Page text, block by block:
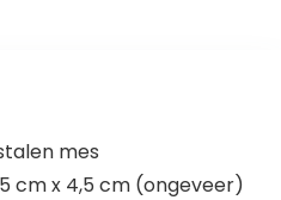
mes
cm x 4,5 cm (ongeveer)